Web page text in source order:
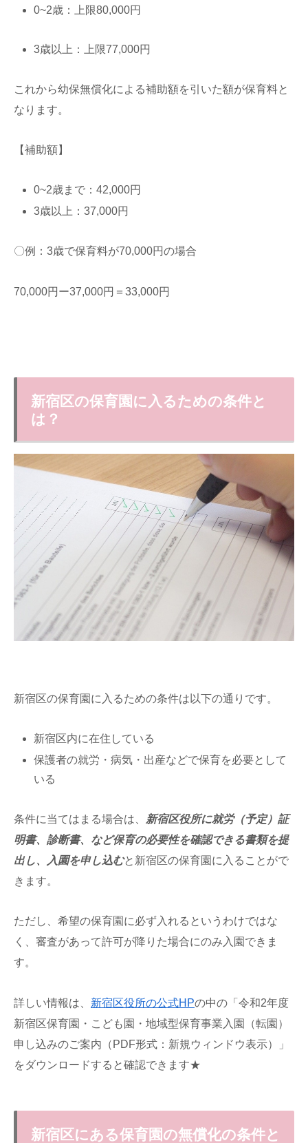
0~2歳：上限80,000円
3歳以上：上限77,000円
これから幼保無償化による補助額を引いた額が保育料と
なります。
【補助額】
0~2歳まで：42,000円
3歳以上：37,000円
〇例：3歳で保育料が70,000円の場合
70,000円ー37,000円＝33,000円
新宿区の保育園に入るための条件と
は？
新宿区の保育園に入るための条件は以下の通りです。
新宿区内に在住している
保護者の就労・病気・出産などで保育を必要として
いる
条件に当てはまる場合は、 新宿区役所に就労（予定）証
明書、診断書、など保育の必要性を確認できる書類を提
出し、入園を申し込むと新宿区の保育園に入ることがで
きます。
ただし、希望の保育園に必ず入れるというわけではな
く、審査があって許可が降りた場合にのみ入園できま
す。
詳しい情報は、 新宿区役所の公式HPの中の「令和2年度
新宿区保育園・こども園・地域型保育事業入園（転園）
申し込みのご案内（PDF形式：新規ウィンドウ表示）」
をダウンロードすると確認できます★
新宿区にある保育園の無償化の条件と